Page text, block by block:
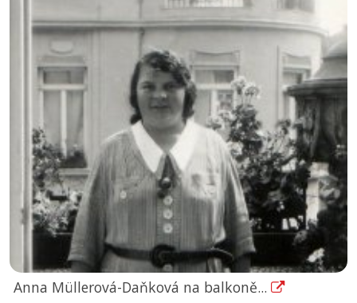
Anna Müllerová-Daňková na balkoně...